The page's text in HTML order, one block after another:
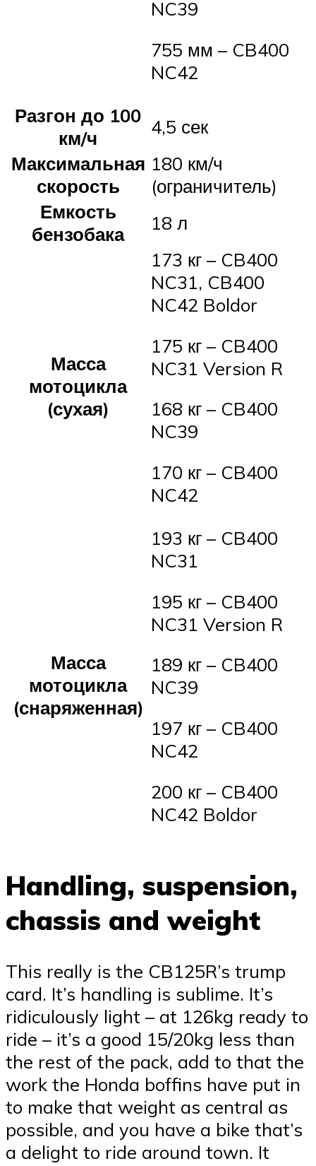
NC39
755 мм – CB400
NC42
Разгон до 100
км/ч
4,5 сек
Максимальная
скорость
180 км/ч
(ограничитель)
Емкость
бензобака
18 л
Масса
мотоцикла
(сухая)
173 кг – CB400
NC31, CB400
NC42 Boldor
175 кг – CB400
NC31 Version R
168 кг – CB400
NC39
170 кг – CB400
NC42
Масса
мотоцикла
(снаряженная)
193 кг – CB400
NC31
195 кг – CB400
NC31 Version R
189 кг – CB400
NC39
197 кг – CB400
NC42
200 кг – CB400
NC42 Boldor
Handling, suspension,
chassis and weight
This really is the CB125R’s trump
card. It’s handling is sublime. It’s
ridiculously light – at 126kg ready to
ride – it’s a good 15/20kg less than
the rest of the pack, add to that the
work the Honda boffins have put in
to make that weight as central as
possible, and you have a bike that’s
a delight to ride around town. It